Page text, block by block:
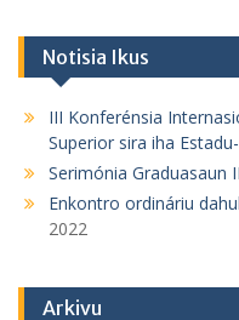
Notisia Ikus
III Konferénsia
Superior sira iha
Serimónia Graduasaun
Enkontro ordináriu
2022
Arkivu